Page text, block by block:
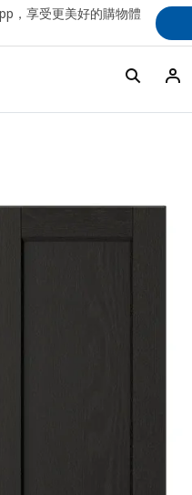
，享受更美好的購物體